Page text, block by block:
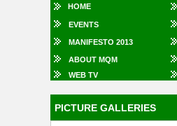
HOME
EVENTS
MANIFESTO 2013
ABOUT MQM
WEB TV
PICTURE GALLERIES